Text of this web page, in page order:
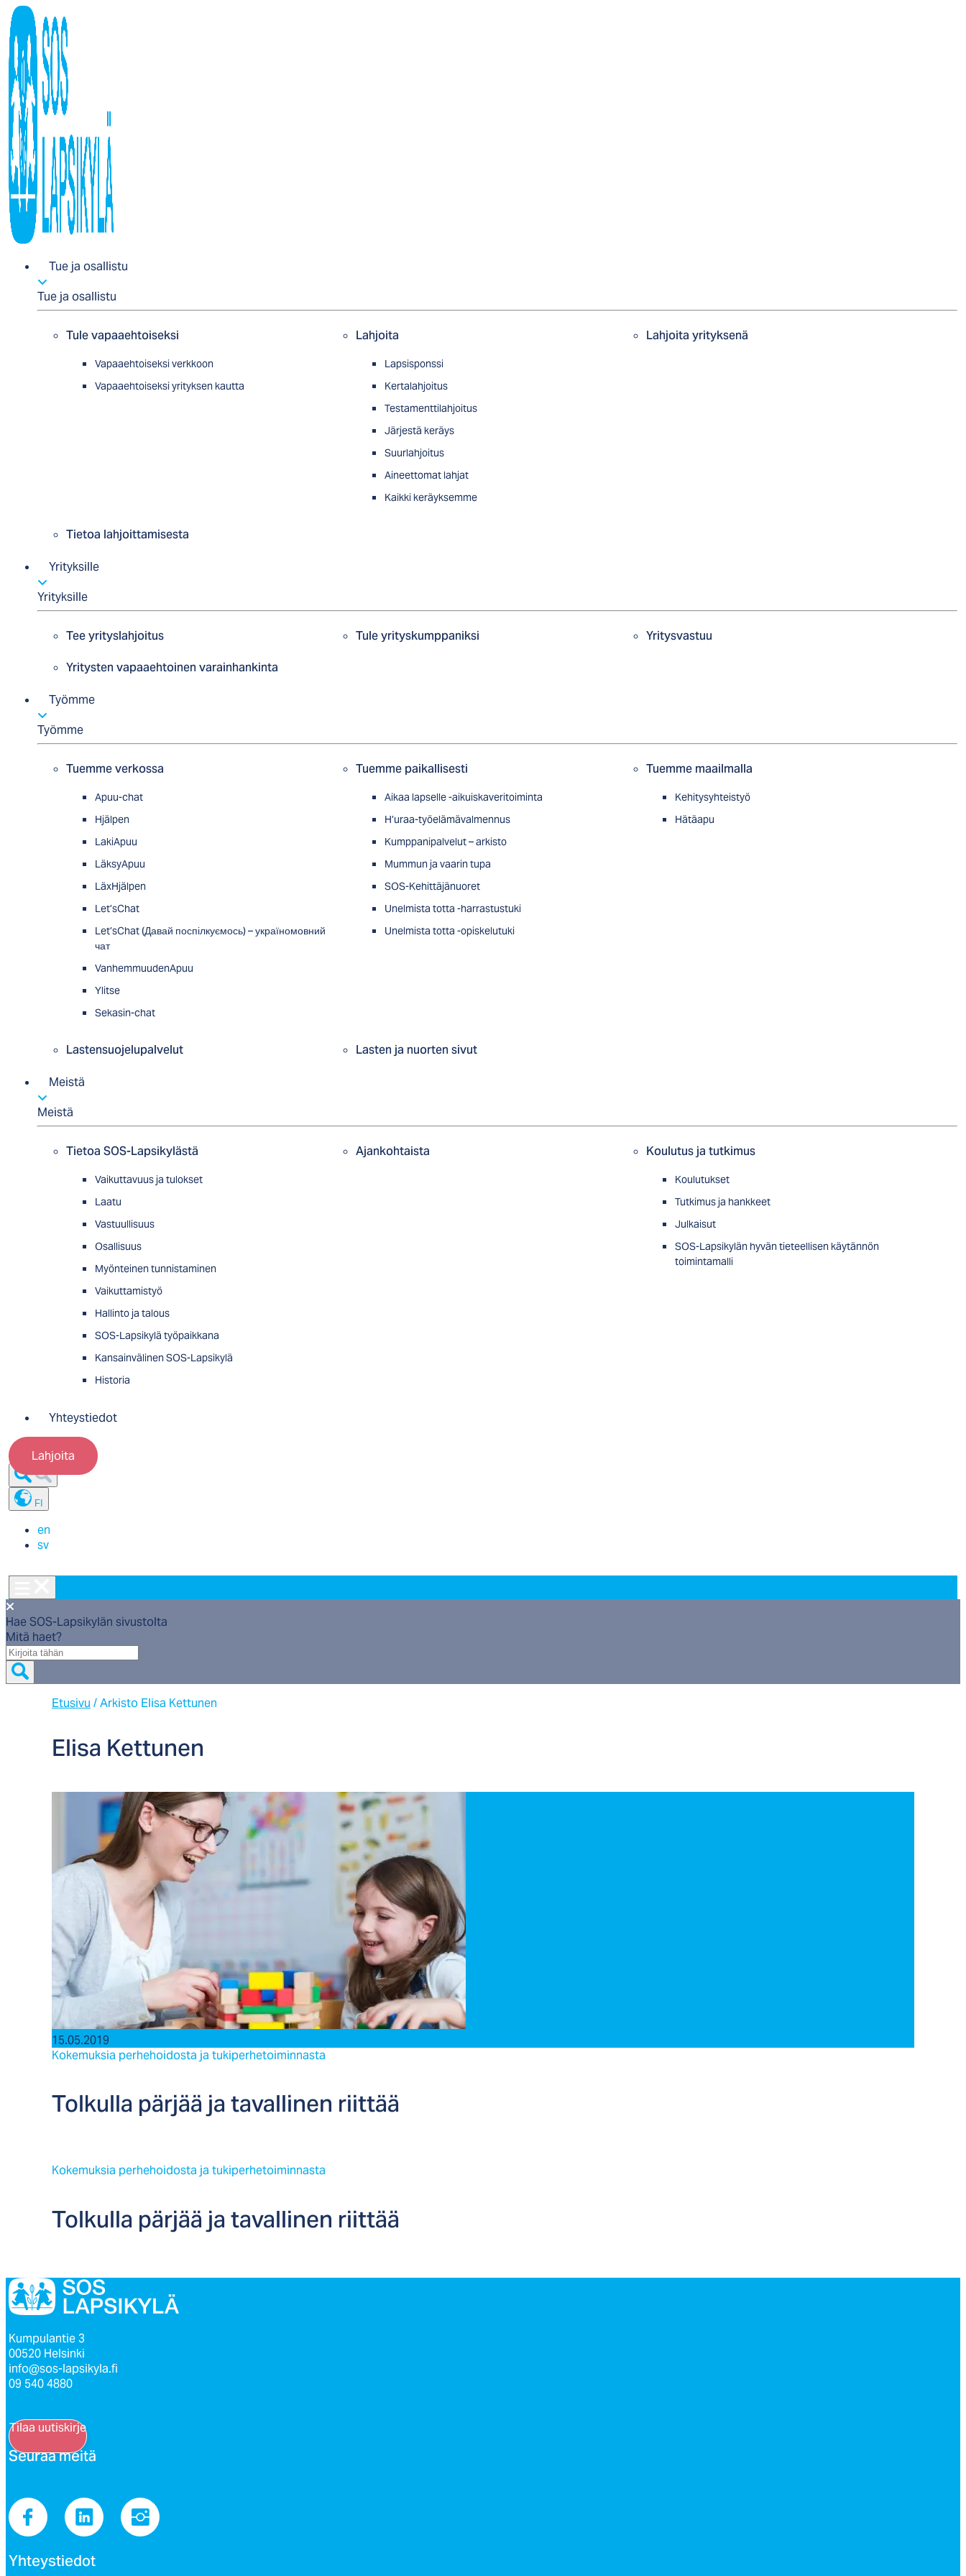
Tue ja osallistu
Tue ja osallistu
Tule vapaaehtoiseksi
Vapaaehtoiseksi verkkoon
Vapaaehtoiseksi yrityksen kautta
Lahjoita
Lapsisponssi
Kertalahjoitus
Testamenttilahjoitus
Järjestä keräys
Suurlahjoitus
Aineettomat lahjat
Kaikki keräyksemme
Lahjoita yrityksenä
Tietoa lahjoittamisesta
Yrityksille
Yrityksille
Tee yrityslahjoitus Tule yrityskumppaniksi
Yritysvastuu
Yritysten vapaaehtoinen varainhankinta
Työmme
Työmme
Tuemme verkossa
Apuu-chat
Hjälpen
LakiApuu
LäksyApuu
LäxHjälpen
Let’sChat
Let’sChat (Давай поспілкуємось) – україномовний
чат
VanhemmuudenApuu
Ylitse
Sekasin-chat
Tuemme paikallisesti
Aikaa lapselle -aikuiskaveritoiminta
H’uraa-työelämävalmennus
Kumppanipalvelut – arkisto
Mummun ja vaarin tupa
SOS-Kehittäjänuoret
Unelmista totta -harrastustuki
Unelmista totta -opiskelutuki
Tuemme maailmalla
Kehitysyhteistyö
Hätäapu
Lastensuojelupalvelut Lasten ja nuorten sivut
Meistä
Meistä
Tietoa SOS-Lapsikylästä
Vaikuttavuus ja tulokset
Laatu
Vastuullisuus
Osallisuus
Myön­tei­nen tun­nis­ta­minen
Vaikuttamistyö
Hallinto ja talous
SOS-Lapsikylä työpaikkana
Kansainvälinen SOS-Lapsikylä
Historia
Ajankohtaista Koulutus ja tutkimus
Koulutukset
Tutkimus ja hankkeet
Julkaisut
SOS-Lapsikylän hyvän tieteellisen käytännön
toimintamalli
Yhteystiedot
Lahjoita
FI
en
sv
Hae SOS-Lapsikylän sivustolta
Mitä haet?
Mitä
haet?
Etusivu /Arkisto Elisa Kettunen
Eli­sa Ket­tu­nen
15.05.2019
Kokemuksia perhehoidosta ja tukiperhetoiminnasta
Tol­kul­la pär­jää ja ta­val­li­nen riit­tää
Kokemuksia perhehoidosta ja tukiperhetoiminnasta
Tol­kul­la pär­jää ja ta­val­li­nen riit­tää
Kumpulantie 3
00520 Helsinki
info@sos-lapsikyla.fi
09 540 4880
Tilaa uutiskirje
Seu­raa mei­tä
Yh­teys­tie­dot